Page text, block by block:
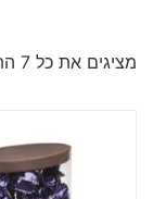
מציגים את כל ⁦7⁩ התוצאות